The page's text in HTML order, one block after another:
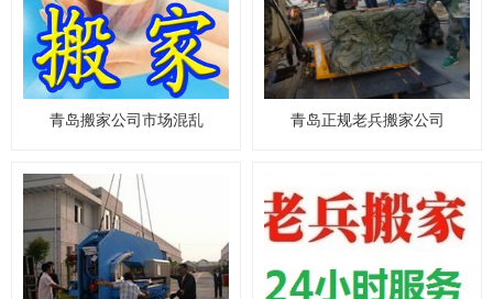
青岛搬家公司市场混乱 青岛正规老兵搬家公司